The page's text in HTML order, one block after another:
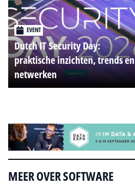
EVENT
Dutch IT Security Day:
praktische inzichten, trends en
netwerken
MEER OVER SOFTWARE